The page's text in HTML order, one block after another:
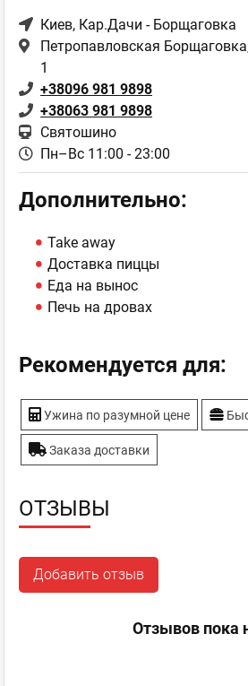
Киев, Кар.Дачи - Борщаговка
Петропавловская
1
+38096 981 9898
+38063 981 9898
Святошино
Пн–Вс 11:00 - 23:00
Дополнительно:
Take away
Доставка пиццы
Еда на вынос
Печь на дровах
Рекомендуется для:
Ужина по разумной цене
Заказа доставки
ОТЗЫВЫ
Добавить отзыв
Отзывов пока